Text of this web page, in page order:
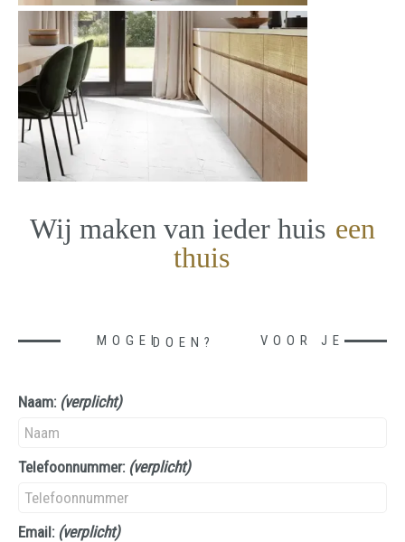
Wij maken van ieder huis een
thuis
MOGEN WE IETS VOOR JE DOEN?
Naam: (verplicht)
Telefoonnummer: (verplicht)
Email: (verplicht)